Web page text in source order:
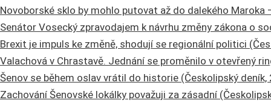
Novoborské sklo by mohlo putovat až do dalekého Maroka
Senátor Vosecký zpravodajem k návrhu změny zákona o
Brexit je impuls ke změně, shodují se regionální politici
Valachová v Chrastavě. Jednání se proměnilo v otevřený
Šenov se během oslav vrátil do historie (Českolipský deník,
Zachování Šenovské lokálky považuji za zásadní